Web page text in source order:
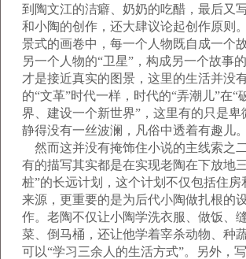
到陶文江的洁癖、奶奶的吃醋，最后又
和小陶的创作，还大肆议论起创作原则
景式的画卷中，每一个人物既自成一个
另一个人物的“卫星”，构成另一个故事
才是接近真实的图景，这里的生活并没
的“文革”时代一样，时代的“弄潮儿”在“
界、建设一个新世界”，这里有的只是卑
静得没有一丝波澜，凡俗中透着有趣儿。
然而这并没有掩饰住小说的主线索
有的描写其实都是在实现老陶在下放地
桩”的长远计划，这个计划不仅包括住房
来源，更重要的是为后代小陶做扎根的
作。老陶不仅让小陶学洗衣服、做饭、
菜、倒马桶，还让他学着宰杀动物、种
可以“学习三余人的生活方式”。另外，